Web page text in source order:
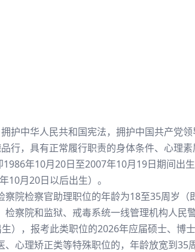
护中华人民共和国宪法，拥护中国共产党领
行，具有正常履行职责的身体条件、心理素
年10月20日至2007年10月19日期间出
10月20日以后出生）。
院检察官助理职位的年龄为18至35周岁（
察院和监狱、戒毒系统一线管理机构人民
），报考此类职位的2026年应届硕士、博
心理矫正类等特殊职位的，年龄放宽到35